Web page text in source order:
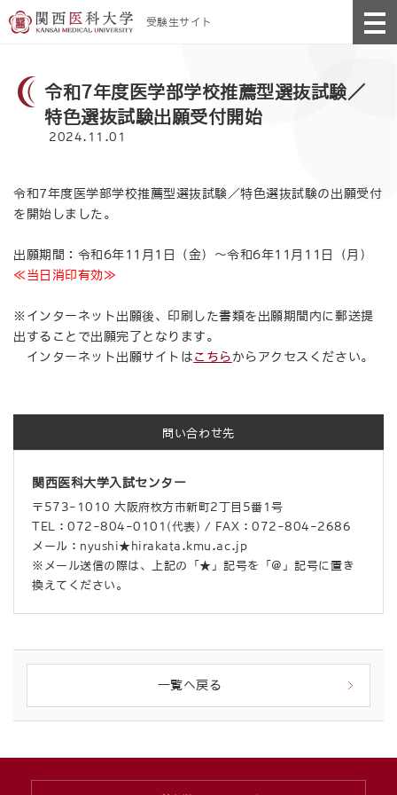
受験生サイト
令和7年度医学部学校推薦型選抜試験／
特色選抜試験出願受付開始
2024.11.01
令和7年度医学部学校推薦型選抜試験／特色選抜試験の出願受付
を開始しました。
出願期間：令和6年11月1日（金）～令和6年11月11日（月）
≪ 当日消印有効≫
※インターネット出願後、印刷した書類を出願期間内に郵送提
出することで出願完了となります。
インターネット出願サイトは こちら からアクセスください。
問い合わせ先
関西医科大学入試センター
〒573-1010 大阪府枚方市新町2丁目5番1号
TEL：072-804-0101(代表) / FAX：072-804-2686
メール：nyushi★hirakata.kmu.ac.jp
※メール送信の際は、上記の「★」記号を「@」記号に置き
換えてください。
一覧へ戻る